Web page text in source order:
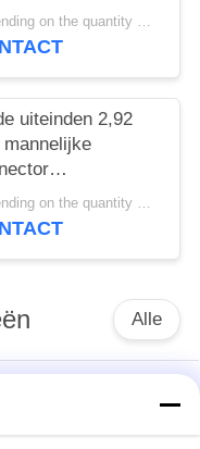
18GHz met
lengte
Depending on the quantity MOQ:15 stuks voor maatwerk
uiteinden 2,92
mannelijke
met
tot 40
500 mm, 1000
1500 mm, 2000
Depending on the quantity MOQ:30 stuks voor nieuwe productie
Alle